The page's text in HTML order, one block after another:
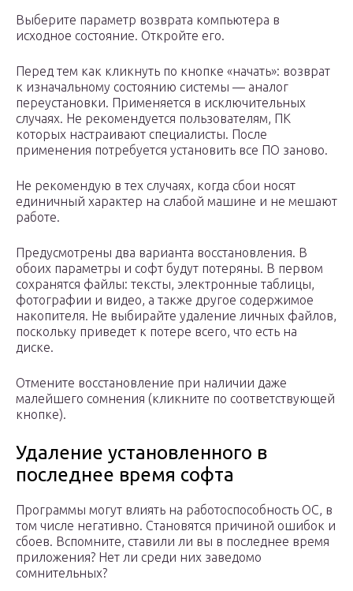
Выберите параметр возврата компьютера в
исходное состояние. Откройте его.
Перед тем как кликнуть по кнопке «начать»: возврат
к изначальному состоянию системы — аналог
переустановки. Применяется в исключительных
случаях. Не рекомендуется пользователям, ПК
которых настраивают специалисты. После
применения потребуется установить все ПО заново.
Не рекомендую в тех случаях, когда сбои носят
единичный характер на слабой машине и не мешают
работе.
Предусмотрены два варианта восстановления. В
обоих параметры и софт будут потеряны. В первом
сохранятся файлы: тексты, электронные таблицы,
фотографии и видео, а также другое содержимое
накопителя. Не выбирайте удаление личных файлов,
поскольку приведет к потере всего, что есть на
диске.
Отмените восстановление при наличии даже
малейшего сомнения (кликните по соответствующей
кнопке).
Удаление установленного в
последнее время софта
Программы могут влиять на работоспособность ОС, в
том числе негативно. Становятся причиной ошибок и
сбоев. Вспомните, ставили ли вы в последнее время
приложения? Нет ли среди них заведомо
сомнительных?